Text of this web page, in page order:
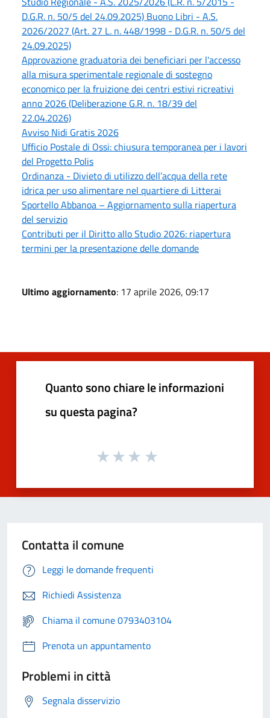
D.G.R. n. 50/5 del 24.09.2025) Buono Libri - A.S.
2026/2027 (Art. 27 L. n. 448/1998 - D.G.R. n. 50/5 del
24.09.2025)
Approvazione graduatoria dei beneficiari per l'accesso
alla misura sperimentale regionale di sostegno
economico per la fruizione dei centri estivi ricreativi
anno 2026 (Deliberazione G.R. n. 18/39 del
22.04.2026)
Avviso Nidi Gratis 2026
Ufficio Postale di Ossi: chiusura temporanea per i lavori
del Progetto Polis
Ordinanza - Divieto di utilizzo dell’acqua della rete
idrica per uso alimentare nel quartiere di Litterai
Sportello Abbanoa – Aggiornamento sulla riapertura
del servizio
Contributi per il Diritto allo Studio 2026: riapertura
termini per la presentazione delle domande
Ultimo aggiornamento: 17 aprile 2026, 09:17
Quanto sono chiare le informazioni
su questa pagina?
Contatta il comune
Leggi le domande frequenti
Richiedi Assistenza
Chiama il comune 0793403104
Prenota un appuntamento
Problemi in città
Segnala disservizio